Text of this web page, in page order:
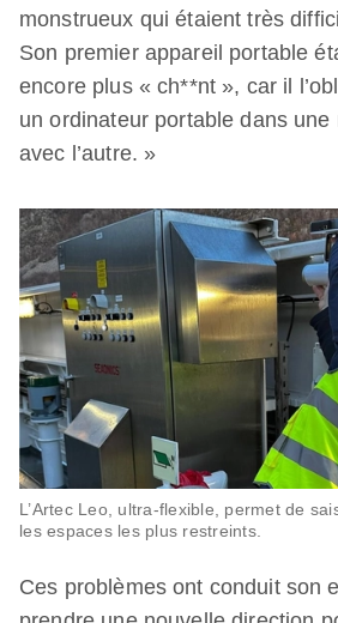
monstrueux qui étaient très
Son premier appareil portable
encore plus « ch**nt », car il
un ordinateur portable dans
avec l’autre. »
L’Artec Leo, ultra-flexible, permet de
les espaces les plus restreints.
Ces problèmes ont conduit son